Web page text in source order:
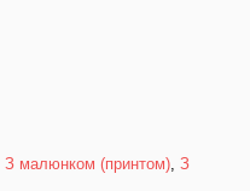
З малюнком (принтом), З